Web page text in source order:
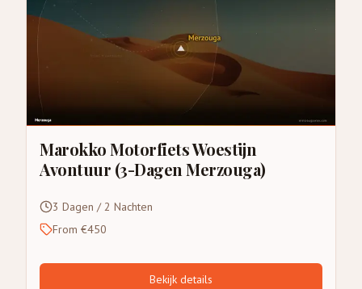
Marokko Motorfiets Woestijn
Avontuur (3-Dagen Merzouga)
3 Dagen / 2 Nachten
From €450
Bekijk details